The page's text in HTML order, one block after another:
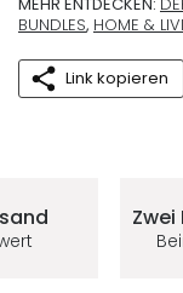
BUNDLES, HOME &
Link kopieren